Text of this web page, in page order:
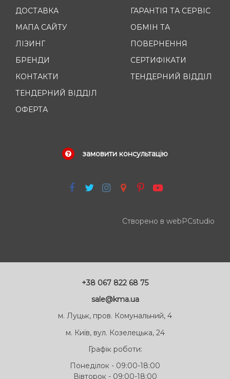
ДОСТАВКА
МАПА САЙТУ
ЛІЗИНГ
БРЕНДИ
КОНТАКТИ
ТЕНДЕРНИЙ ВІДДІЛ
ОФЕРТА
ГАРАНТІЯ ТА СЕРВІС
ОБМІН ТА
ПОВЕРНЕННЯ
СЕРТИФІКАТИ
ТЕНДЕРНИЙ ВІДДІЛ
замовити консультацію
Створено в webPCstudio
+38 067 822 68 75
sale@kma.ua
м. Луцьк, пров. Комунальний, 4
м. Київ, вул. Козелецька, 24
Графік роботи:
Понеділок - 09:00-18:00
Вівторок - 09:00-18:00